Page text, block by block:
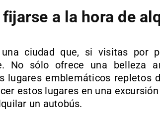
fijarse a la hora de
ciudad que, si visitas por
No sólo ofrece una belleza
lugares emblemáticos repletos
estos lugares en una
un autobús.